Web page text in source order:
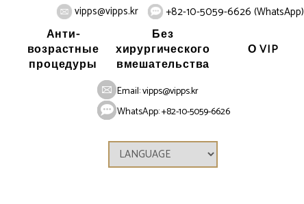
vipps@vipps.kr +82-10-5059-6626 (WhatsApp)
Анти-
возрастные
процедуры
Без
хирургического
вмешательства
О VIP
Email:vipps@vipps.kr
WhatsApp: +82-10-5059-6626
Операция на подбородке >